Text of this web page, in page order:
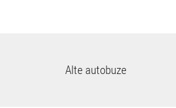
Alte autobuze